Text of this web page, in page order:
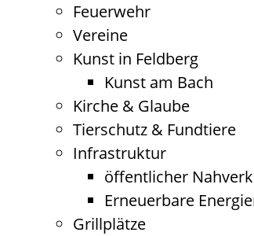
Feuerwehr
Vereine
Kunst in Feldberg
Kunst am Bach
Kirche & Glaube
Tierschutz & Fundtiere
Infrastruktur
öffentlicher
Erneuerbare
Grillplätze